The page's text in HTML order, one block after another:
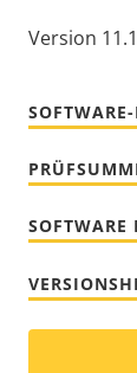
Version